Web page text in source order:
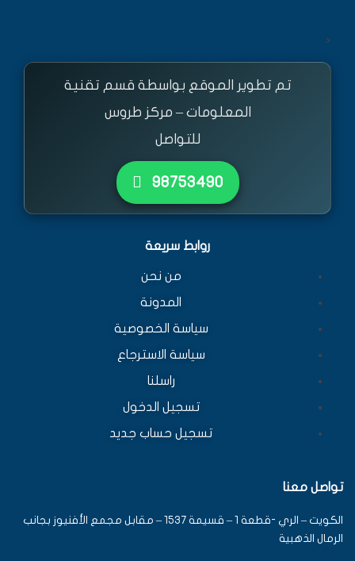
<
تم تطوير الموقع بواسطة قسم تقنية
المعلومات – مركز طروس
للتواصل
٩٨٧٥٣٤٩٠
روابط سريعة
من نحن
المدونة
سياسة الخصوصية
سياسة الاسترجاع
راسلنا
تسجيل الدخول
تسجيل حساب جديد
تواصل معنا
الكويت – الري -قطعة 1 – قسيمة 1537 – مقابل مجمع الأفنيوز بجانب
الرمال الذهبية